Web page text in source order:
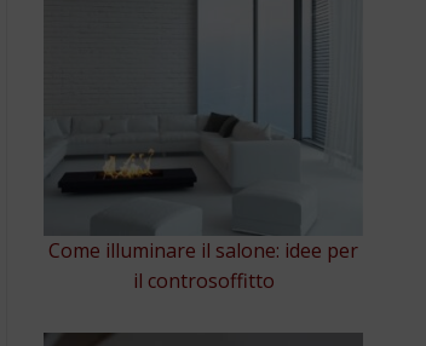
Come illuminare il salone: idee per
il controsoffitto